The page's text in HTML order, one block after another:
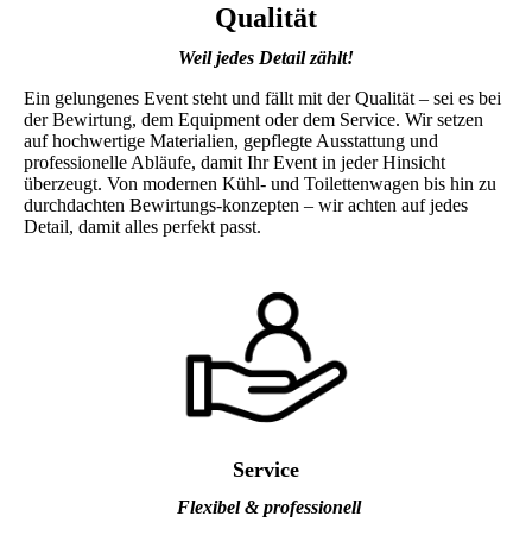
Qualität
Weil jedes Detail zählt!
Ein gelungenes Event steht und fällt mit der Qualität – sei es bei
der Bewirtung, dem Equipment oder dem Service. Wir setzen
auf hochwertige Materialien, gepflegte Ausstattung und
professionelle Abläufe, damit Ihr Event in jeder Hinsicht
überzeugt. Von modernen Kühl- und Toilettenwagen bis hin zu
durchdachten Bewirtungs-konzepten – wir achten auf jedes
Detail, damit alles perfekt passt.
Service
Flexibel & professionell